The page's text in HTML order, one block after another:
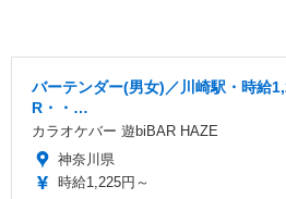
バーテンダー(男女)／川崎駅・時給
R・・…
カラオケバー 遊biBAR HAZE
神奈川県
時給1,225円～